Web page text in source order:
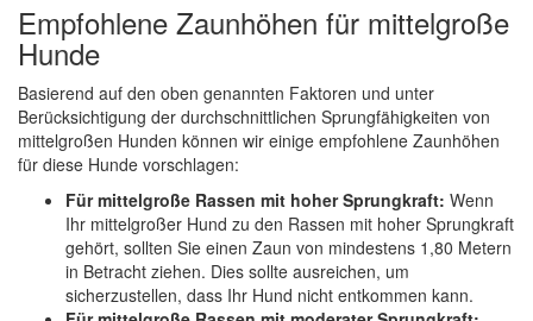
Empfohlene Zaunhöhen für mittelgroße
Hunde
Basierend auf den oben genannten Faktoren und unter
Berücksichtigung der durchschnittlichen Sprungfähigkeiten von
mittelgroßen Hunden können wir einige empfohlene Zaunhöhen
für diese Hunde vorschlagen:
Für mittelgroße Rassen mit hoher Sprungkraft: Wenn
Ihr mittelgroßer Hund zu den Rassen mit hoher Sprungkraft
gehört, sollten Sie einen Zaun von mindestens 1,80 Metern
in Betracht ziehen. Dies sollte ausreichen, um
sicherzustellen, dass Ihr Hund nicht entkommen kann.